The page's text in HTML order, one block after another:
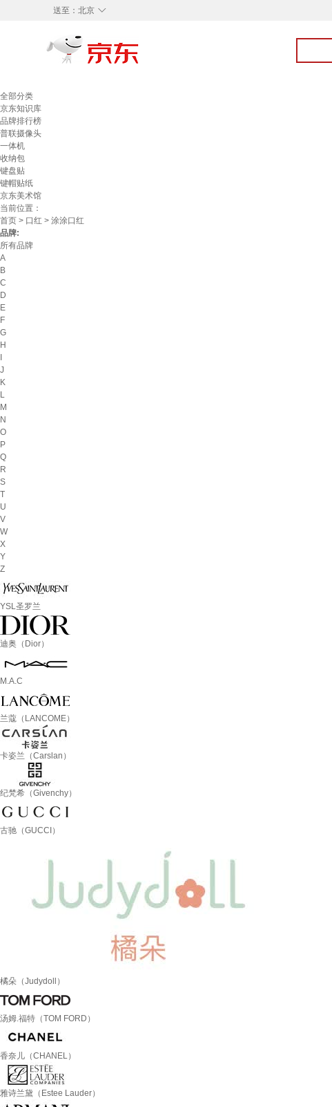
◇
送至： 北京
全部分类
京东知识库
品牌排行榜
普联摄像头
一体机
收纳包
键盘贴
键帽贴纸
京东美术馆
当前位置：
首页 > 口红 > 涂涂口红
品牌:
所有品牌
A
B
C
D
E
F
G
H
J
K
L
M
N
O
P
Q
R
S
T
U
V
W
X
Y
Z
YSL圣罗兰
迪奥（Dior）
M.A.C
兰蔻（LANCOME）
卡姿兰（Carslan）
纪梵希（Givenchy）
古驰（GUCCI）
橘朵（Judydoll）
汤姆.福特（TOM FORD）
香奈儿（CHANEL）
雅诗兰黛（Estee Lauder）